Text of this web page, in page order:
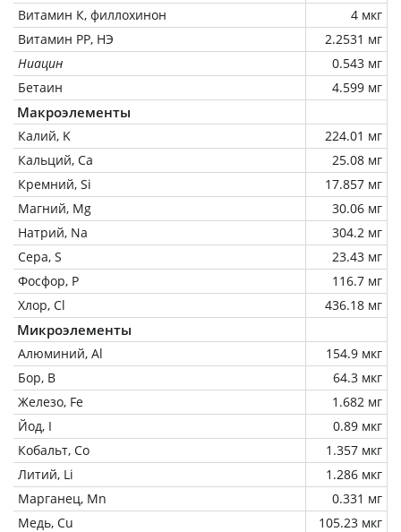
Витамин К, филлохинон
4 мкг
Витамин РР, НЭ
2.2531 мг
Ниацин
0.543 мг
Бетаин
4.599 мг
Макроэлементы
Калий, K
224.01 мг
Кальций, Ca
25.08 мг
Кремний, Si
17.857 мг
Магний, Mg
30.06 мг
Натрий, Na
304.2 мг
Сера, S
23.43 мг
Фосфор, P
116.7 мг
Хлор, Cl
436.18 мг
Микроэлементы
Алюминий, Al
154.9 мкг
Бор, B
64.3 мкг
Железо, Fe
1.682 мг
Йод, I
0.89 мкг
Кобальт, Co
1.357 мкг
Литий, Li
1.286 мкг
Марганец, Mn
0.331 мг
Медь, Cu
105.23 мкг